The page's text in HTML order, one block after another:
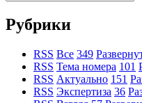
Рубрики
RSS Все 349
RSS Тема номера 101
RSS Актуально 151
RSS Экспертиза 36